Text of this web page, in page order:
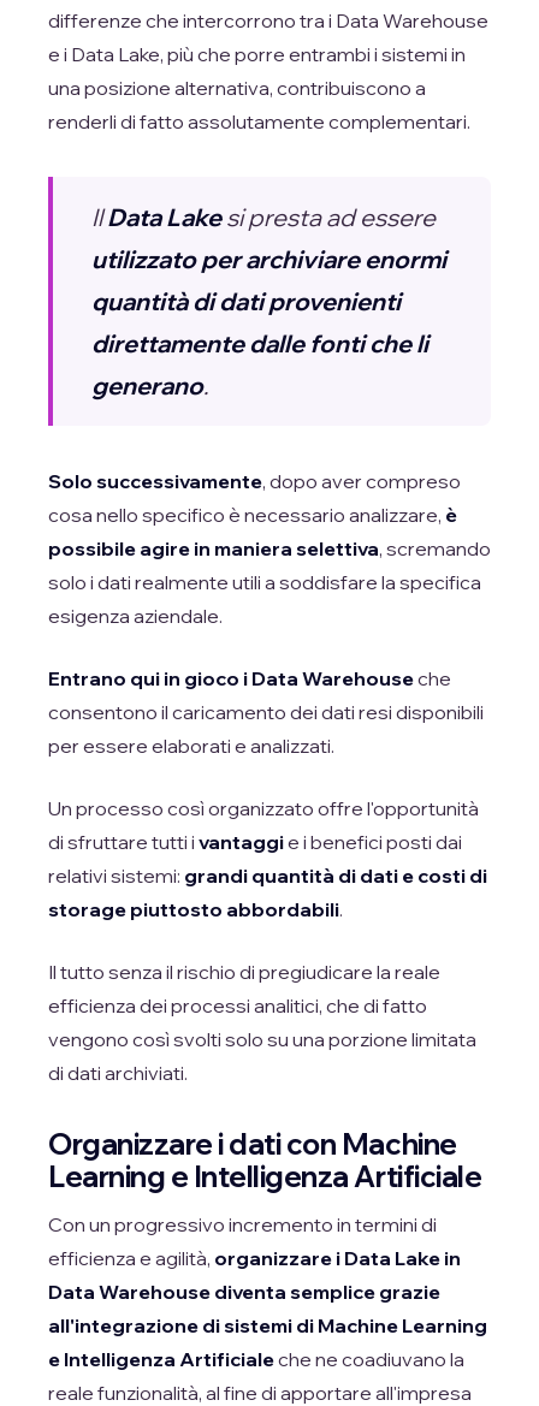
differenze che intercorrono tra i Data Warehouse
e i Data Lake, più che porre entrambi i sistemi in
una posizione alternativa, contribuiscono a
renderli di fatto assolutamente complementari.
IlData Lakesi presta ad essere
utilizzato per archiviare enormi
quantità di dati provenienti
direttamente dalle fonti che li
generano.
Solo successivamente, dopo aver compreso
cosa nello specifico è necessario analizzare, è
possibile agire in maniera selettiva, scremando
solo i dati realmente utili a soddisfare la specifica
esigenza aziendale.
Entrano qui in gioco i Data Warehouseche
consentono il caricamento dei dati resi disponibili
per essere elaborati e analizzati.
Un processo così organizzato offre l'opportunità
di sfruttare tutti i vantaggie i benefici posti dai
relativi sistemi: grandi quantità di dati e costi di
storage piuttosto abbordabili.
Il tutto senza il rischio di pregiudicare la reale
efficienza dei processi analitici, che di fatto
vengono così svolti solo su una porzione limitata
di dati archiviati.
Organizzare i dati con Machine
Learning e Intelligenza Artificiale
Con un progressivo incremento in termini di
efficienza e agilità, organizzare i Data Lake in
Data Warehouse diventa semplice grazie
all'integrazione di sistemi di Machine Learning
e Intelligenza Artificialeche ne coadiuvano la
reale funzionalità, al fine di apportare all'impresa